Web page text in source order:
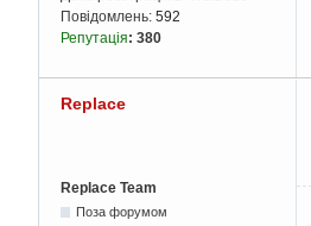
Повідомлень: 592
Репутація: 380
Replace
Replace Team
Поза форумом